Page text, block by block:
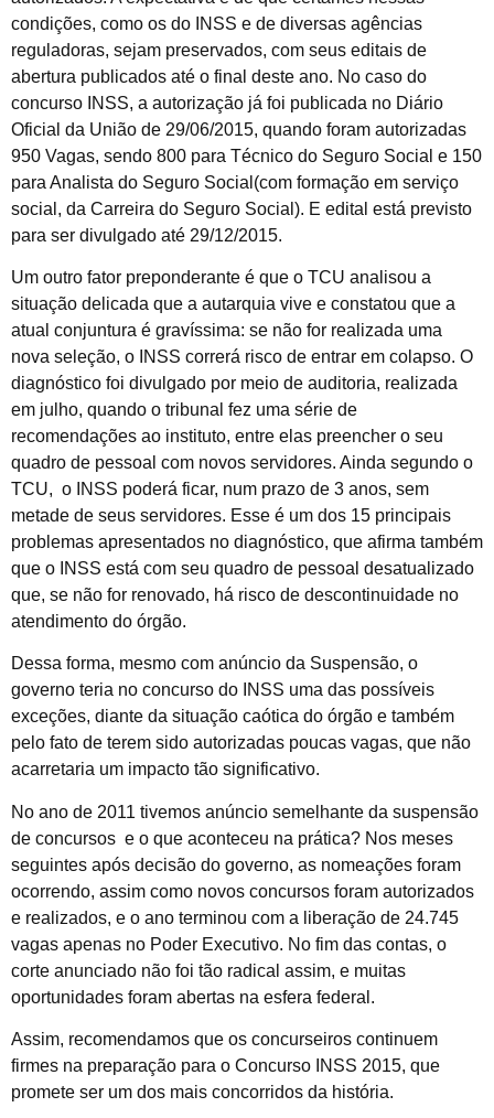
condições, como os do INSS e de diversas agências
reguladoras, sejam preservados, com seus editais de
abertura publicados até o final deste ano. No caso do
concurso INSS, a autorização já foi publicada no Diário
Oficial da União de 29/06/2015, quando foram autorizadas
950 Vagas, sendo 800 para Técnico do Seguro Social e 150
para Analista do Seguro Social(com formação em serviço
social, da Carreira do Seguro Social). E edital está previsto
para ser divulgado até 29/12/2015.
Um outro fator preponderante é que o TCU analisou a
situação delicada que a autarquia vive e constatou que a
atual conjuntura é gravíssima: se não for realizada uma
nova seleção, o INSS correrá risco de entrar em colapso. O
diagnóstico foi divulgado por meio de auditoria, realizada
em julho, quando o tribunal fez uma série de
recomendações ao instituto, entre elas preencher o seu
quadro de pessoal com novos servidores. Ainda segundo o
TCU, o INSS poderá ficar, num prazo de 3 anos, sem
metade de seus servidores. Esse é um dos 15 principais
problemas apresentados no diagnóstico, que afirma também
que o INSS está com seu quadro de pessoal desatualizado
que, se não for renovado, há risco de descontinuidade no
atendimento do órgão.
Dessa forma, mesmo com anúncio da Suspensão, o
governo teria no concurso do INSS uma das possíveis
exceções, diante da situação caótica do órgão e também
pelo fato de terem sido autorizadas poucas vagas, que não
acarretaria um impacto tão significativo.
No ano de 2011 tivemos anúncio semelhante da suspensão
de concursos e o que aconteceu na prática? Nos meses
seguintes após decisão do governo, as nomeações foram
ocorrendo, assim como novos concursos foram autorizados
e realizados, e o ano terminou com a liberação de 24.745
vagas apenas no Poder Executivo. No fim das contas, o
corte anunciado não foi tão radical assim, e muitas
oportunidades foram abertas na esfera federal.
Assim, recomendamos que os concurseiros continuem
firmes na preparação para o Concurso INSS 2015, que
promete ser um dos mais concorridos da história.